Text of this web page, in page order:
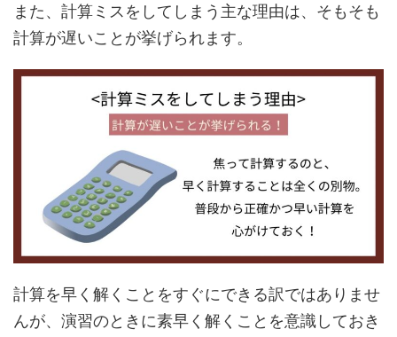
また、計算ミスをしてしまう主な理由は、そもそも
計算が遅いことが挙げられます。
計算を早く解くことをすぐにできる訳ではありませ
んが、演習のときに素早く解くことを意識しておき